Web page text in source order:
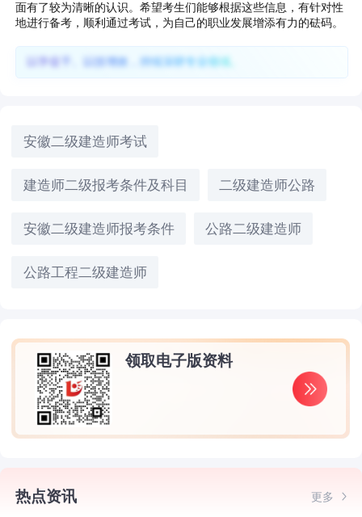
面有了较为清晰的认识。希望考生们能够根据这些信息，有针对性
地进行备考，顺利通过考试，为自己的职业发展增添有力的砝码。
以学促干、以技增效，持续深耕专业领域。
安徽二级建造师考试
建造师二级报考条件及科目 二级建造师公路
安徽二级建造师报考条件 公路二级建造师
公路工程二级建造师
领取电子版资料
热点资讯 更多